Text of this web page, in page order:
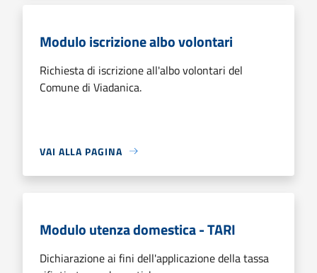
Modulo iscrizione albo volontari
Richiesta di iscrizione all'albo volontari del
Comune di Viadanica.
VAI ALLA PAGINA
Modulo utenza domestica - TARI
Dichiarazione ai fini dell'applicazione della tassa